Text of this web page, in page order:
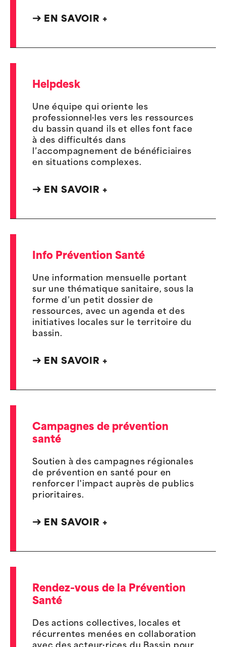
EN SAVOIR +
Helpdesk
Une équipe qui oriente les
professionnel·les vers les ressources
du bassin quand ils et elles font face
à des difficultés dans
l’accompagnement de bénéficiaires
en situations complexes.
EN SAVOIR +
Info Prévention Santé
Une information mensuelle portant
sur une thématique sanitaire, sous la
forme d’un petit dossier de
ressources, avec un agenda et des
initiatives locales sur le territoire du
bassin.
EN SAVOIR +
Campagnes de prévention
santé
Soutien à des campagnes régionales
de prévention en santé pour en
renforcer l'impact auprès de publics
prioritaires.
EN SAVOIR +
Rendez-vous de la Prévention
Santé
Des actions collectives, locales et
récurrentes menées en collaboration